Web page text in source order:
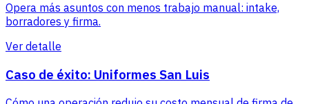
Opera más asuntos con menos trabajo manual: intake,
borradores y firma.
Ver detalle
Caso de éxito: Uniformes San Luis